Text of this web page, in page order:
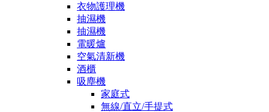
衣物護理機
抽濕機
抽濕機
電暖爐
空氣清新機
酒櫃
吸塵機
家庭式
無線/直立/手提式